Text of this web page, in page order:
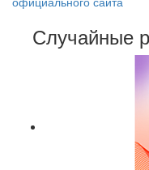
Случайные